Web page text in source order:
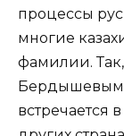
процессы
многие
фамилии.
встречается